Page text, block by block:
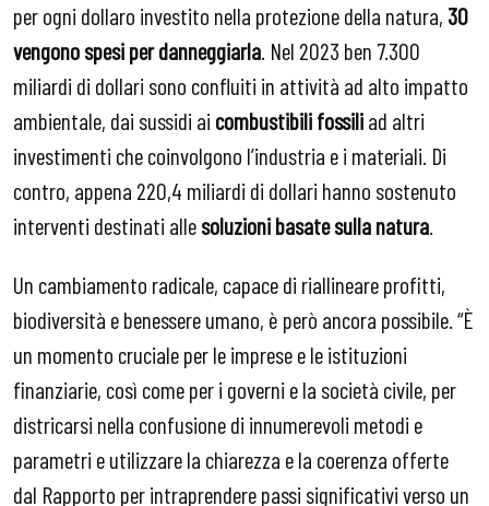
per ogni dollaro investito nella protezione della natura, 30
vengono spesi per danneggiarla. Nel 2023 ben 7.300
miliardi di dollari sono confluiti in attività ad alto impatto
ambientale, dai sussidi ai combustibili fossiliad altri
investimenti che coinvolgono l’industria e i materiali. Di
contro, appena 220,4 miliardi di dollari hanno sostenuto
interventi destinati allesoluzioni basate sulla natura.
Un cambiamento radicale, capace di riallineare profitti,
biodiversità e benessere umano, è però ancora possibile. “È
un momento cruciale per le imprese e le istituzioni
finanziarie, così come per i governi e la società civile, per
districarsi nella confusione di innumerevoli metodi e
parametri e utilizzare la chiarezza e la coerenza offerte
dal Rapporto per intraprendere passi significativi verso un